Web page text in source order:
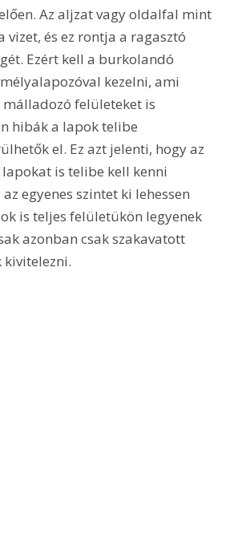
Az aljzat vagy oldalfal mint
vizet, és ez rontja a ragasztó
Ezért kell a burkolandó
kezelni, ami
málladozó felületeket is
hibák a lapok telibe
el. Ez azt jelenti, hogy az
is telibe kell kenni
egyenes szintet ki lehessen
is teljes felületükön legyenek
azonban csak szakavatott
kivitelezni.